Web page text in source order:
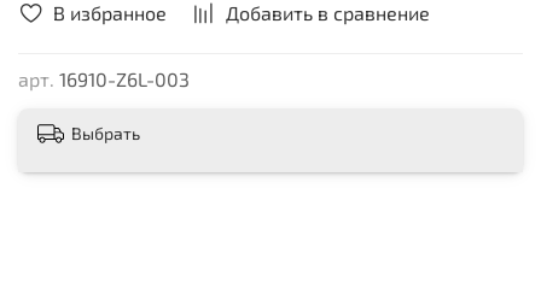
В избранное Добавить в сравнение
арт. 16910-Z6L-003
Выбрать